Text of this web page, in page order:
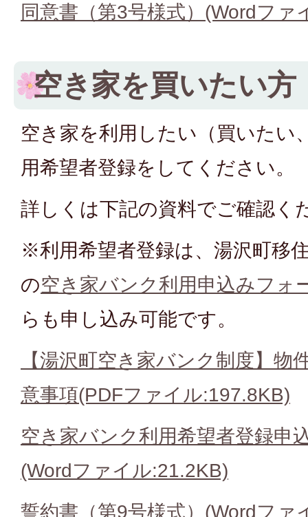
同意書（第3号様式）(Wordファ
空き家を買いたい方
空き家を利用したい（買いたい
用希望者登録をしてください。
詳しくは下記の資料でご確認く
※利用希望者登録は、湯沢町移
の空き家バンク利用申込みフォ
らも申し込み可能です。
【湯沢町空き家バンク制度】物
意事項(PDFファイル:197.8KB)
空き家バンク利用希望者登録申
(Wordファイル:21.2KB)
誓約書（第9号様式）(Wordファ